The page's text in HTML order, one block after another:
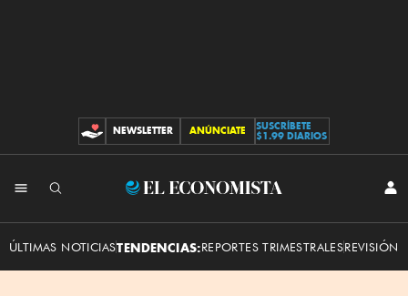
CONTRIBUCIONES
NEWSLETTER ANÚNCIATE
SUSCRÍBETE
$1.99 DIARIOS
El
ÚLTIMAS NOTICIASTENDENCIAS:REPORTES TRIMESTRALESREVISIÓN